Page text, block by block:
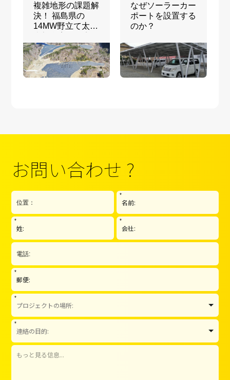
複雑地形の課題解
決！ 福島県の
14MW野立て太陽
なぜソーラーカー
ポートを設置する
のか？
お問い合わせ ?
*
* *
*
*
*